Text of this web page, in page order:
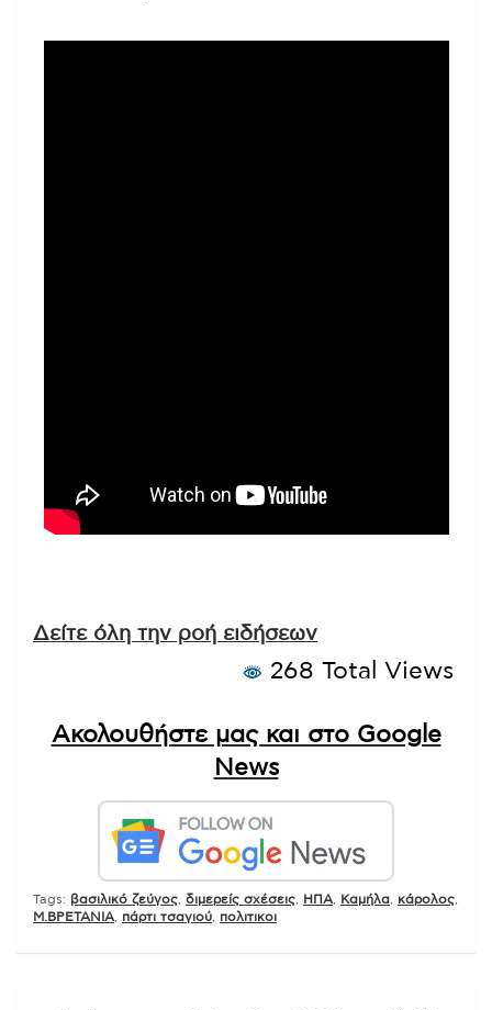
Δείτε όλη την ροή ειδήσεων
268 Total Views
Ακολουθήστε μας και στο Google
News
Tags: βασιλικό ζεύγος διμερείς σχέσεις ΗΠΑ Καμήλα κάρολος
Μ.ΒΡΕΤΑΝΙΑ
πάρτι τσαγιού πολιτικοι